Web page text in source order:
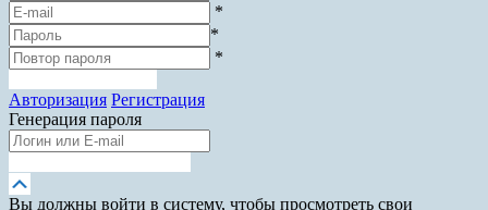
*
*
*
Авторизация Регистрация
Генерация пароля
вверх
Вы должны войти в систему, чтобы просмотреть свои